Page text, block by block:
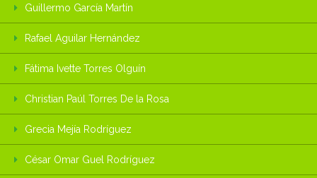
Guillermo García Martín
Rafael Aguilar Hernández
Fátima Ivette Torres Olguín
Christian Paúl Torres De la Rosa
Grecia Mejía Rodríguez
César Omar Guel Rodríguez